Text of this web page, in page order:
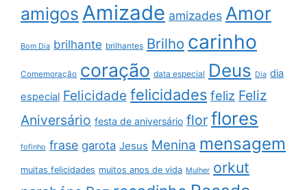
amigos Amizade amizades Amor
Bom Dia brilhante brilhantes Brilho carinho
Comemoração coração data especial Deus Dia dia
especial Felicidade felicidades feliz Feliz
Aniversário festa de aniversário flor flores
fofinho frase garota Jesus Menina mensagem
muitas felicidades muitos anos de vida Mulher orkut